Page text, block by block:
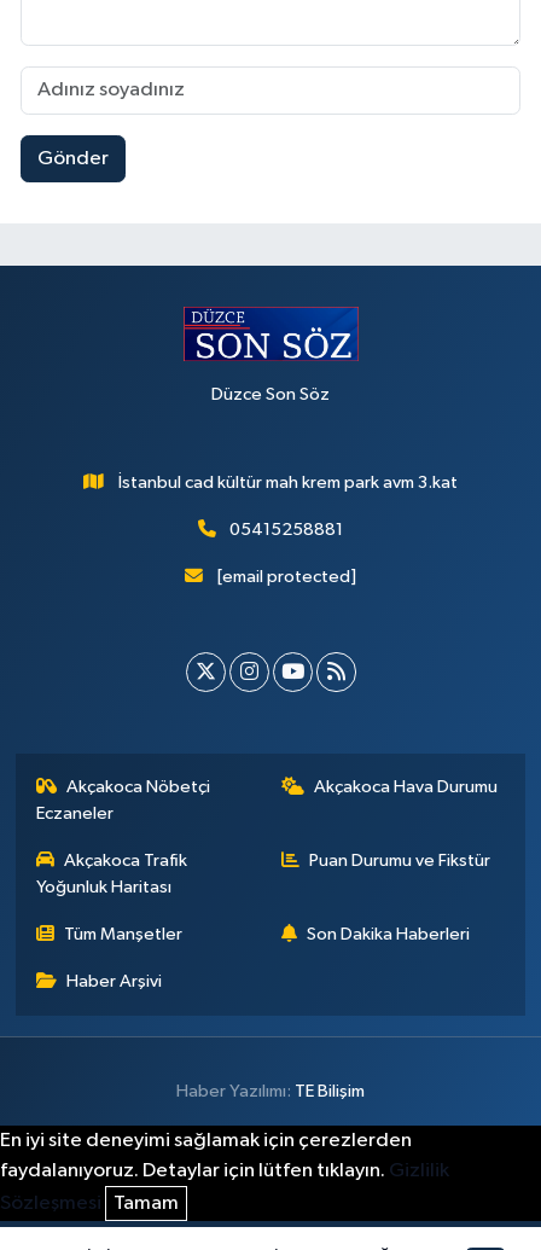
Gönder
Düzce Son Söz
İstanbul cad kültür mah krem park avm 3.kat
05415258881
[email protected]
Akçakoca Nöbetçi
Eczaneler
Akçakoca Hava Durumu
Akçakoca Trafik
Yoğunluk Haritası
Puan Durumu ve Fikstür
Tüm Manşetler Son Dakika Haberleri
Haber Arşivi
Haber Yazılımı: TE Bilişim
En iyi site deneyimi sağlamak için çerezlerden
faydalanıyoruz. Detaylar için lütfen tıklayın. Gizlilik
Sözleşmesi
Tamam